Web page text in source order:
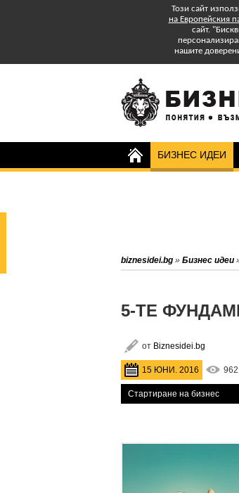
Този сайт
на Европейския
сайт.
нашите
БИЗНЕС ИДЕИ
biznesidei.bg » Бизнес идеи
5-ТЕ
от Biznesidei.bg
15 ЮНИ. 2016
Стартиране на бизнес
Абонирайте се за бюлетина на
biznesidei.bg и бъдете в крак с